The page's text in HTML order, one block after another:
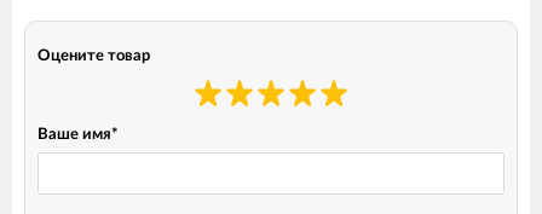
Оцените товар
Ваше имя*